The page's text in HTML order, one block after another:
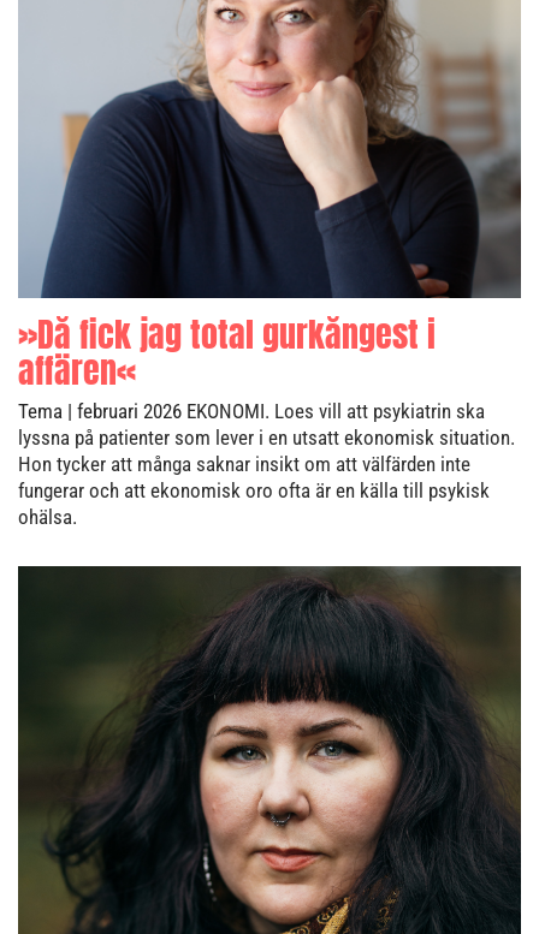
»Då fick jag total gurkångest i
affären«
Tema | februari 2026 EKONOMI. Loes vill att psykiatrin ska
lyssna på patienter som lever i en utsatt ekonomisk situation.
Hon tycker att många saknar insikt om att välfärden inte
fungerar och att ekonomisk oro ofta är en källa till psykisk
ohälsa.